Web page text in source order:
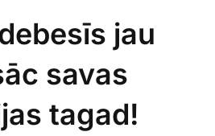
jau
savas
tagad!